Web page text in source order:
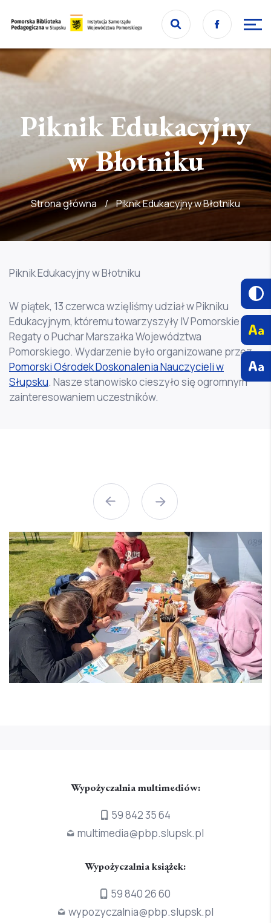
Przejdź
do
Przejdź
do
Facebook
Piknik Edukacyjny
w Błotniku
Strona główna / Piknik Edukacyjny w Błotniku
Piknik Edukacyjny w Błotniku
W piątek, 13 czerwca wzięliśmy udział w Pikniku
Edukacyjnym, któremu towarzyszyły IV Pomorskie
Regaty o Puchar Marszałka Województwa
Pomorskiego. Wydarzenie było organizowane przez
Pomorski Ośrodek Doskonalenia Nauczycieli w
Słupsku. Nasze stanowisko cieszyło się ogromnym
zainteresowaniem uczestników.
Wypożyczalnia multimediów:
59 842 35 64
multimedia@pbp.slupsk.pl
Wypożyczalnia książek:
59 840 26 60
wypozyczalnia@pbp.slupsk.pl